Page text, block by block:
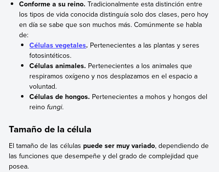
Conforme a su reino. Tradicionalmente esta distinción entre
los tipos de vida conocida distinguía solo dos clases, pero hoy
en día se sabe que son muchos más. Comúnmente se habla
de:
Células vegetales. Pertenecientes a las plantas y seres
fotosintéticos.
Células animales. Pertenecientes a los animales que
respiramos oxígeno y nos desplazamos en el espacio a
voluntad.
Células de hongos. Pertenecientes a mohos y hongos del
reinofungi.
Tamaño de la célula
El tamaño de las células puede ser muy variado, dependiendo de
las funciones que desempeñe y del grado de complejidad que
posea.